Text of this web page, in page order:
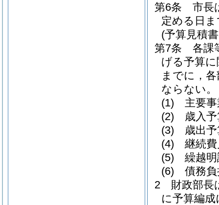
第6条
市長
定める日
(予算見積
第7条
各課
げる予算
までに，
ならない。
(1)
主要
(2)
歳入
(3)
歳出
(4)
継続
(5)
繰越
(6)
債務
2
財政部長
に予算編